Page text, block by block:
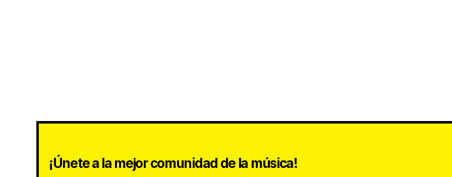
¡Únete a la mejor comunidad de la música!